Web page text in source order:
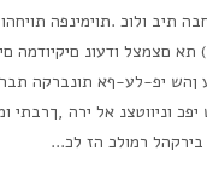
תיב ולוכ .תוימינפה
םצמצל ודעונ םיקיודמה
ןהש יפ-לע-ףא תונברקה
וניווטצנ אל ירה ,ךרבתי
רמולכ הז לכ...